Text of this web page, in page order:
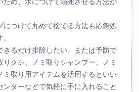
ため、水につけて溺死させる方法が
につけて丸めて捨てる方法も応急処
きるだけ排除したい、または予防で
りクシ、ノミ取りシャンプー、ノミ
ミ取り用アイテムを活用するといい
ンターなどで気軽に手に入れること